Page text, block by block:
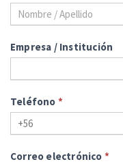
Empresa / Institución
Teléfono *
Correo electrónico *